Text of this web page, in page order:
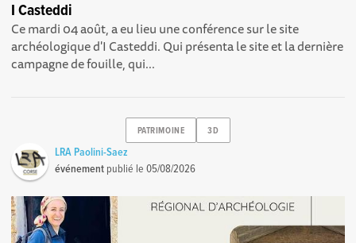
I Casteddi
Ce mardi 04 août, a eu lieu une conférence sur le site
archéologique d'I Casteddi. Qui présenta le site et la dernière
campagne de fouille, qui...
PATRIMOINE 3D
LRA Paolini-Saez
événement publié le05/08/2026